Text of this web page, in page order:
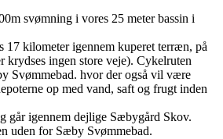
svømning i vores 25 meter bassin i
17 kilometer igennem kuperet terræn, på
krydses ingen store veje). Cykelruten
Svømmebad. hvor der også vil være
op med vand, saft og frugt inden
går igennem dejlige Sæbygård Skov.
uden for Sæby Svømmebad.